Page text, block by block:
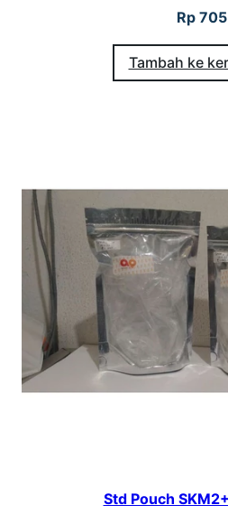
Rp 705
Tambah ke
Std Pouch